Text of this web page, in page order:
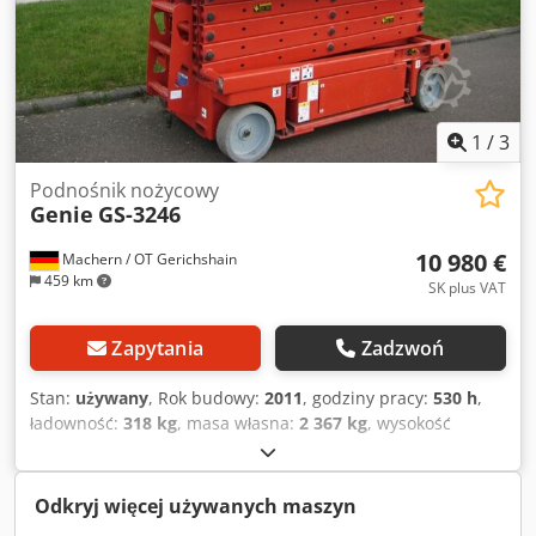
odnowiony. Inspekcja UVV odnowiona.
1 /3
Machern / OT Gerichshain
459 km
Podnośnik nożycowy
Genie GS-3246
10 980 €
SK plus VAT
Zapytania Zadzwoń
Stan: używany, Rok budowy: 2011, godziny pracy: 530 h,
ładowność: 318 kg, masa własna: 2 367 kg, wysokość
, całkowita długość:
napędu:Elektro, szerokość konstrukcji:1 160 mm,
wysokość robocza:11 780 mm, Podnośnik nożycowy Stan:
gotowy do użycia i w pełni funkcjonalny Stan techniczny:
Odkryj więcej używanych maszyn